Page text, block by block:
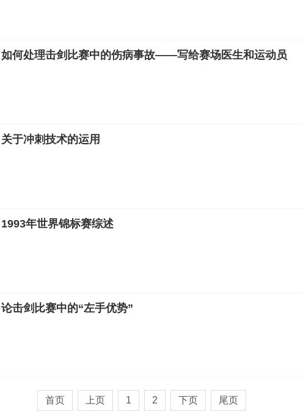
如何处理击剑比赛中的伤病事故——写给赛场医生和运动员
关于冲刺技术的运用
1993年世界锦标赛综述
论击剑比赛中的“左手优势”
首页 上页 1 2 下页 尾页